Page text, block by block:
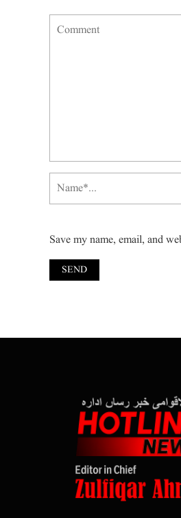
Save my name, email, and